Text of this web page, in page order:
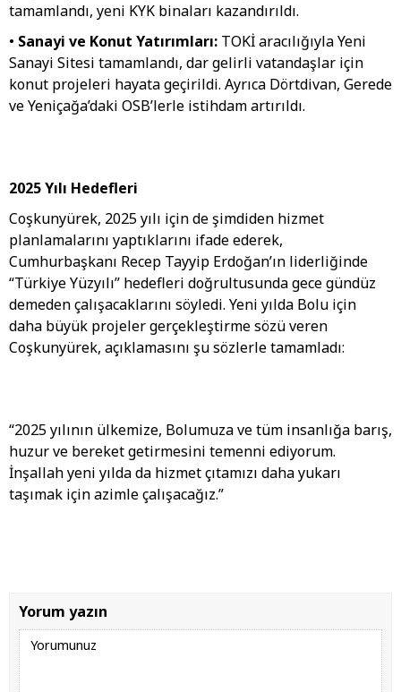
tamamlandı, yeni KYK binaları kazandırıldı.
• Sanayi ve Konut Yatırımları: TOKİ aracılığıyla Yeni
Sanayi Sitesi tamamlandı, dar gelirli vatandaşlar için
konut projeleri hayata geçirildi. Ayrıca Dörtdivan, Gerede
ve Yeniçağa’daki OSB’lerle istihdam artırıldı.
2025 Yılı Hedefleri
Coşkunyürek, 2025 yılı için de şimdiden hizmet
planlamalarını yaptıklarını ifade ederek,
Cumhurbaşkanı Recep Tayyip Erdoğan’ın liderliğinde
“Türkiye Yüzyılı” hedefleri doğrultusunda gece gündüz
demeden çalışacaklarını söyledi. Yeni yılda Bolu için
daha büyük projeler gerçekleştirme sözü veren
Coşkunyürek, açıklamasını şu sözlerle tamamladı:
“2025 yılının ülkemize, Bolumuza ve tüm insanlığa barış,
huzur ve bereket getirmesini temenni ediyorum.
İnşallah yeni yılda da hizmet çıtamızı daha yukarı
taşımak için azimle çalışacağız.”
Yorum yazın